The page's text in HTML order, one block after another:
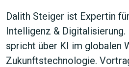
Dalith Steiger ist Expertin
Intelligenz & Digitalisierung.
spricht über KI im globalen
Zukunftstechnologie.